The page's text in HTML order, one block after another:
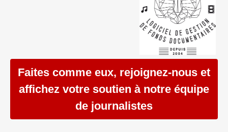
Faites comme eux, rejoignez-nous et
affichez votre soutien à notre équipe
de journalistes